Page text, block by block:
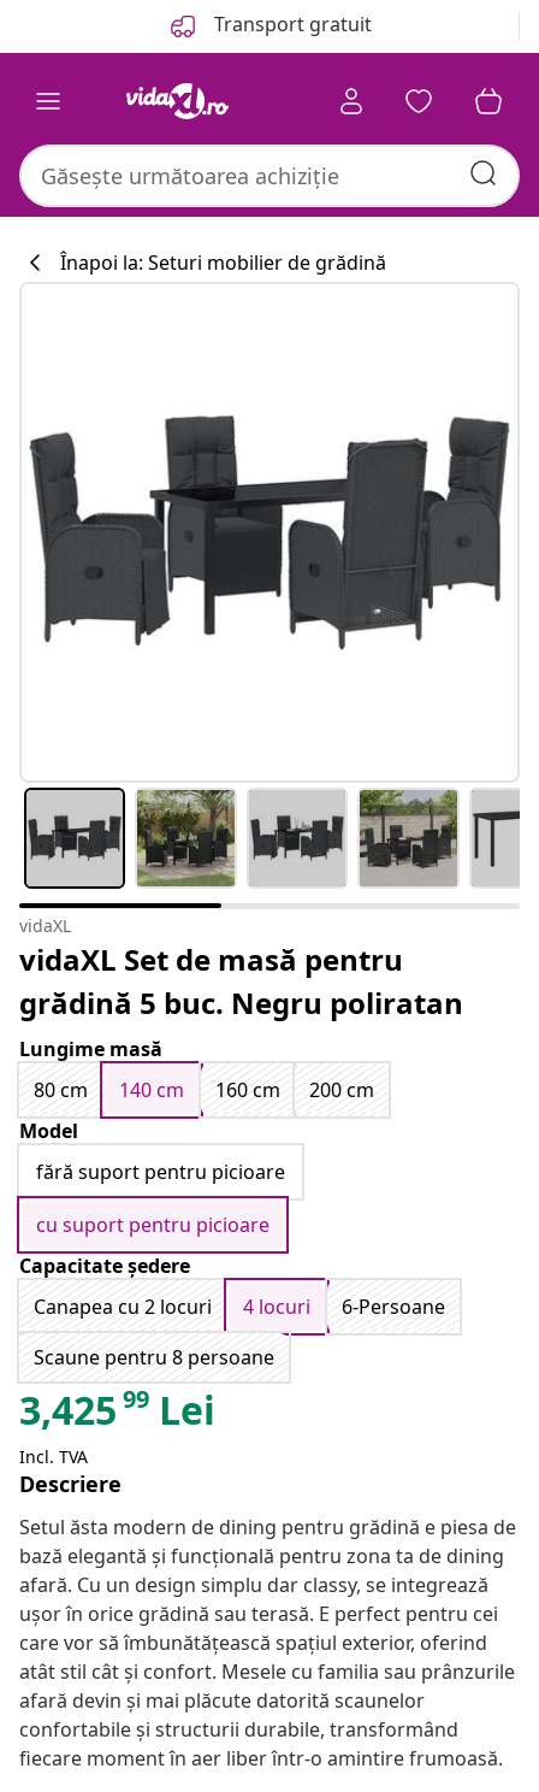
Transport gratuit
Înapoi la: Seturi mobilier de grădină
vidaXL
vidaXL Set de masă pentru
grădină 5 buc. Negru poliratan
Lungime masă
80 cm
140 cm 160 cm
200 cm
Model
fără suport pentru picioare
cu suport pentru picioare
Capacitate ședere
Canapea cu 2 locuri
4 locuri
6-Persoane
Scaune pentru 8 persoane
3,425 99 Lei
Incl. TVA
Descriere
Setul ăsta modern de dining pentru grădină e piesa de
bază elegantă și funcțională pentru zona ta de dining
afară. Cu un design simplu dar classy, se integrează
ușor în orice grădină sau terasă. E perfect pentru cei
care vor să îmbunătățească spațiul exterior, oferind
atât stil cât și confort. Mesele cu familia sau prânzurile
afară devin și mai plăcute datorită scaunelor
confortabile și structurii durabile, transformând
fiecare moment în aer liber într-o amintire frumoasă.